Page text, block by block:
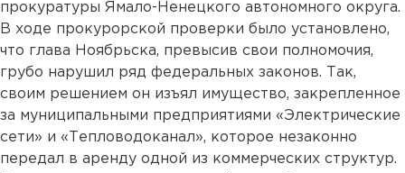
прокуратуры Ямало-Ненецкого автономного округа.
В ходе прокурорской проверки было установлено,
что глава Ноябрьска, превысив свои полномочия,
грубо нарушил ряд федеральных законов. Так,
своим решением он изъял имущество, закрепленное
за муниципальными предприятиями «Электрические
сети» и «Тепловодоканал», которое незаконно
передал в аренду одной из коммерческих структур.